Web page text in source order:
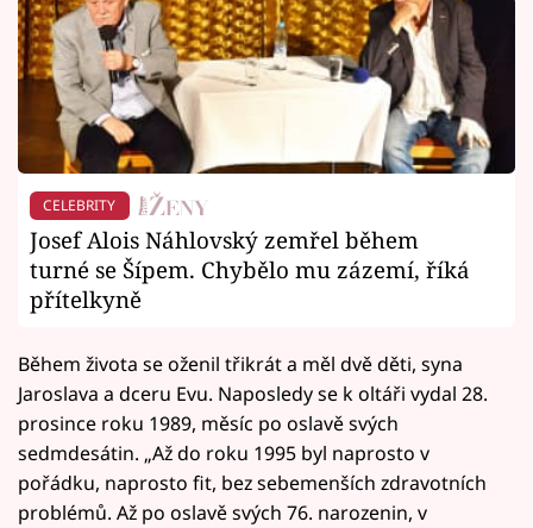
CELEBRITY
Josef Alois Náhlovský zemřel během
turné se Šípem. Chybělo mu zázemí, říká
přítelkyně
Během života se oženil třikrát a měl dvě děti, syna
Jaroslava a dceru Evu. Naposledy se k oltáři vydal 28.
prosince roku 1989, měsíc po oslavě svých
sedmdesátin. „Až do roku 1995 byl naprosto v
pořádku, naprosto fit, bez sebemenších zdravotních
problémů. Až po oslavě svých 76. narozenin, v